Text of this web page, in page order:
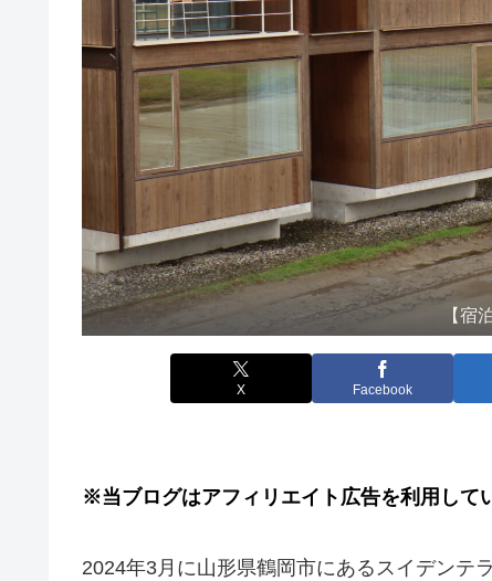
【宿
X Facebook
※当ブログはアフィリエイト広告を利用して
2024年3月に山形県鶴岡市にあるスイデンテ